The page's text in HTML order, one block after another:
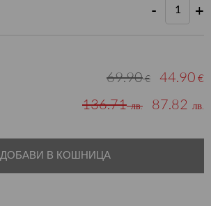
- +
69.90€ 44.90 €
136.71лв. 87.82 лв.
ДОБАВИ В КОШНИЦА